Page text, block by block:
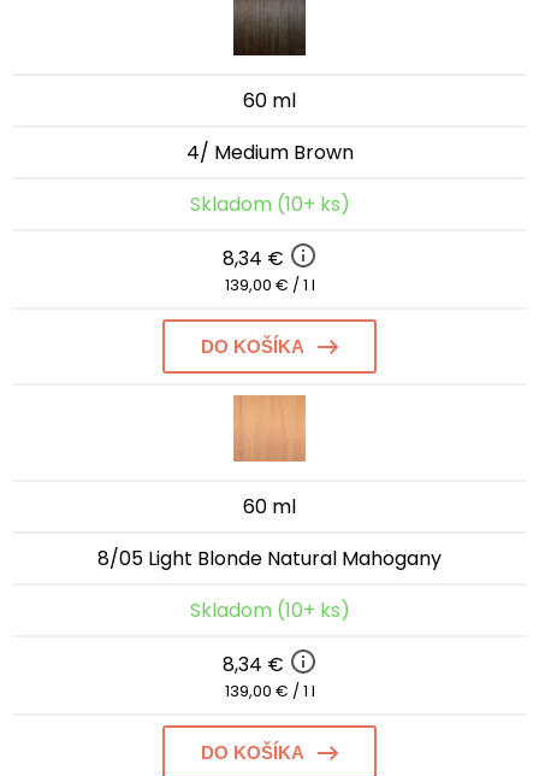
60 ml
4/ Medium Brown
Skladom (10+ ks)
8,34 €
139,00 € / 1 l
DO KOŠÍKA
60 ml
8/05 Light Blonde Natural Mahogany
Skladom (10+ ks)
8,34 €
139,00 € / 1 l
DO KOŠÍKA